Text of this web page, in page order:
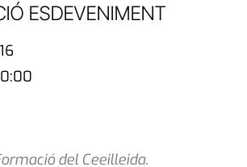
ESDEVENIMENT
del Ceeilleida.